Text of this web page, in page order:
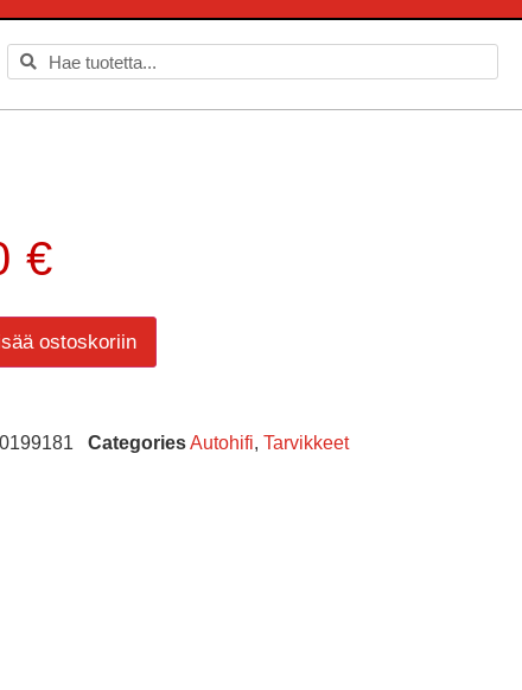
€
ostoskoriin
CategoriesAutohifi, Tarvikkeet